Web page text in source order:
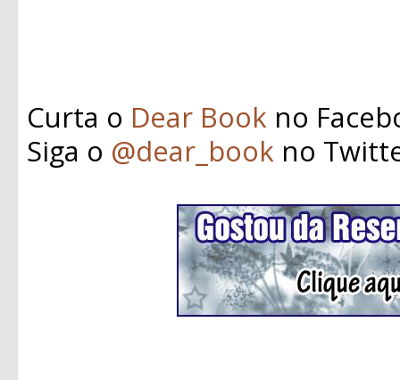
Curta o Dear Book no
Siga o @dear_book no